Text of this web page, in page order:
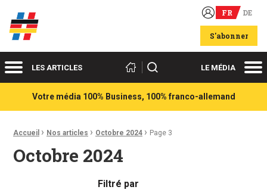
Acteurs du franco-allemand FR DE
S'abonner
MenuLES ARTICLES Rechercher LE MÉDIA
Votre média 100% Business, 100% franco-allemand
Fil d'Ariane :
Accueil › Nos articles › Octobre 2024 › Page 3
Octobre 2024
Filtré par